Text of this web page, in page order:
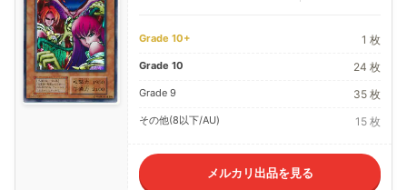
Grade 10+ 1 枚
Grade 10 24 枚
Grade 9 35 枚
その他(8以下/AU) 15 枚
メルカリ出品を見る